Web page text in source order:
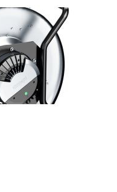
的气流控制
效率